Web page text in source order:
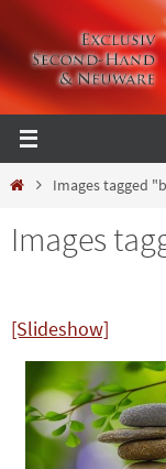
Zum
Inhalt
springen
StartImages tagged
Images
[Slideshow]